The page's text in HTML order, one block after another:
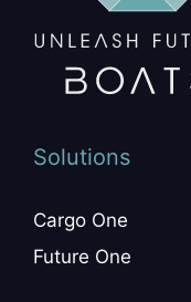
Solutions
Cargo One
Future One